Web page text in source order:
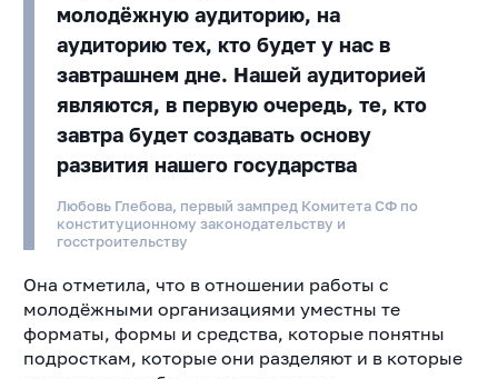
молодёжную аудиторию, на
аудиторию тех, кто будет у нас в
завтрашнем дне. Нашей аудиторией
являются, в первую очередь, те, кто
завтра будет создавать основу
развития нашего государства
Любовь Глебова, первый зампред Комитета СФ по
конституционному законодательству и
госстроительству
Она отметила, что в отношении работы с
молодёжными организациями уместны те
форматы, формы и средства, которые понятны
подросткам, которые они разделяют и в которые